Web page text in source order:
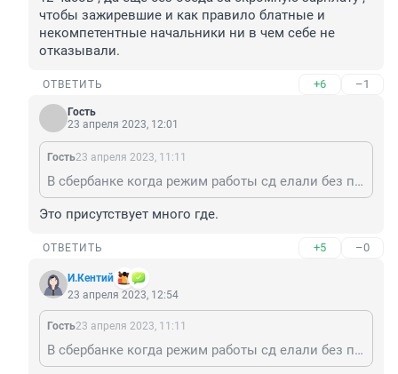
чтобы зажиревшие и как правило блатные и
некомпетентные начальники ни в чем себе не
отказывали.
ОТВЕТИТЬ +6 –1
Гость
23 апреля 2023, 12:01
Гость23 апреля 2023, 11:11
В сбербанке когда режим работы сд елали без перерывана обед .На вопрос , как обедать.Был ответ " пусть не обедают".замуправляющей.Эта дама сидела в кабинете с огромной зарплатой.А девочки будущие мамы должны были работать по 12 часов , да еще без обеда за скромную зарплату , чтобы зажиревшие и как правило блатные и некомпетентные начальники ни в чем себе не отказывали.
Это присутствует много где.
ОТВЕТИТЬ +5 –0
И.Кентий
23 апреля 2023, 12:54
Гость23 апреля 2023, 11:11
В сбербанке когда режим работы сд елали без перерывана обед .На вопрос , как обедать.Был ответ " пусть не обедают".замуправляющей.Эта дама сидела в кабинете с огромной зарплатой.А девочки будущие мамы должны были работать по 12 часов , да еще без обеда за скромную зарплату , чтобы зажиревшие и как правило блатные и некомпетентные начальники ни в чем себе не отказывали.